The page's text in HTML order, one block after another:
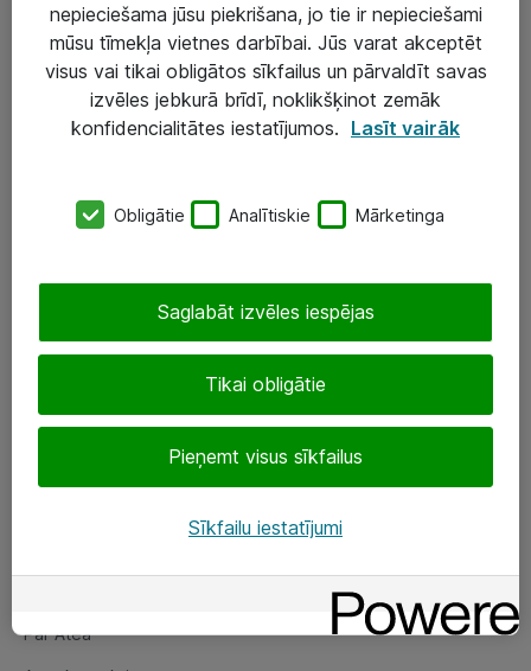
IT infrastruktūra
Darba vietu IT risinājumi
Serveri un datu centri
SIA „ATEA”
eShop@atea.lv
Sekojiet mums
Par Atea
Par Atea
nepieciešama jūsu piekrišana, jo tie ir nepieciešami
mūsu tīmekļa vietnes darbībai. Jūs varat akceptēt
visus vai tikai obligātos sīkfailus un pārvaldīt savas
izvēles jebkurā brīdī, noklikšķinot zemāk
konfidencialitātes iestatījumos. Lasīt vairāk
Obligātie Analītiskie Mārketinga
Tikai obligātie
Pieņemt visus sīkfailus
Saglabāt izvēles iespējas
Sīkfailu iestatījumi